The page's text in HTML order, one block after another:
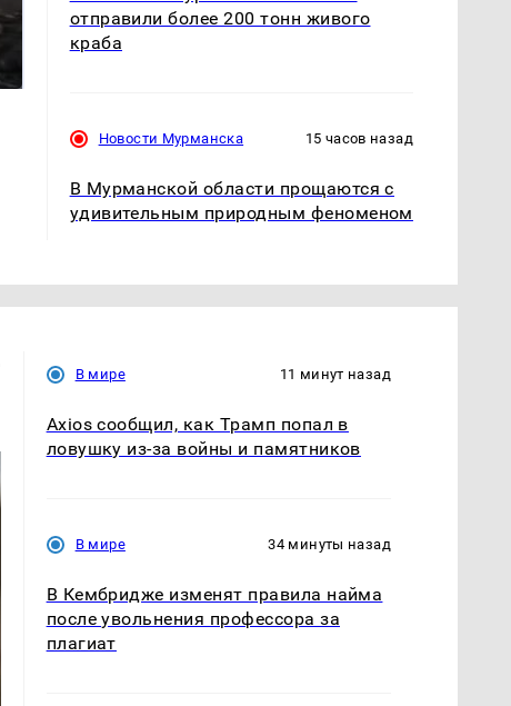
Таких событий не
было с 1945: чего
отправили более 200 тонн живого
краба
Новости Мурманска 15 часов назад
В Мурманской области прощаются с
удивительным природным феноменом
В мире 11 минут назад
Axios сообщил, как Трамп попал в
ловушку из-за войны и памятников
В мире 34 минуты назад
В Кембридже изменят правила найма
после увольнения профессора за
плагиат